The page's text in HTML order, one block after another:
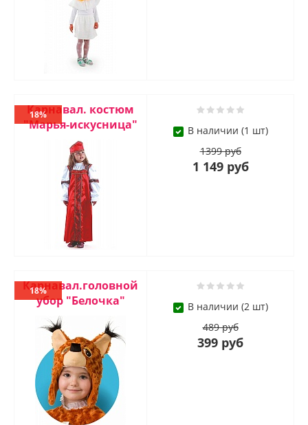
Карнавал. костюм
"Марья-искусница"
18%
В наличии (1 шт)
1399 руб
1 149 руб
Карнавал.головной
убор "Белочка"
18%
В наличии (2 шт)
489 руб
399 руб